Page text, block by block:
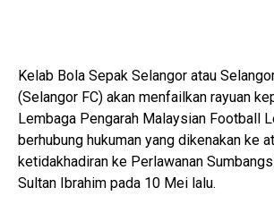
Kelab Bola Sepak Selangor atau
(Selangor FC) akan menfailkan rayuan
Lembaga Pengarah Malaysian Football
berhubung hukuman yang dikenakan ke
ketidakhadiran ke Perlawanan
Sultan Ibrahim pada 10 Mei lalu.